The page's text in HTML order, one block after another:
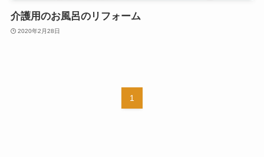
介護用のお風呂のリフォーム
2020年2月28日
1